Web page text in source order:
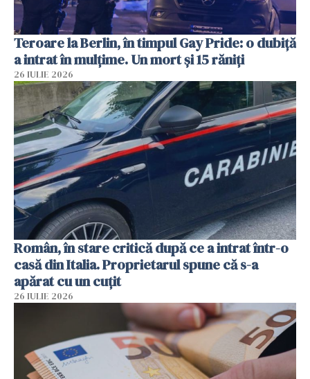
Teroare la Berlin, în timpul Gay Pride: o dubiță
a intrat în mulțime. Un mort și 15 răniți
26 IULIE 2026
Român, în stare critică după ce a intrat într-o
casă din Italia. Proprietarul spune că s-a
apărat cu un cuțit
26 IULIE 2026